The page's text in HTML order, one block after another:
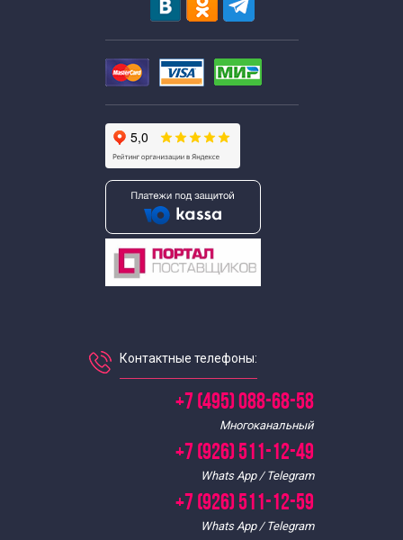
Контактные телефоны:
+7 (495) 088-68-58
Многоканальный
+7 (926) 511-12-49
Whats App / Telegram
+7 (926) 511-12-59
Whats App / Telegram